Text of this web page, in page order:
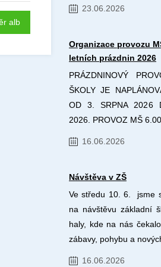
alb
23.06.2026
Organizace provozu
letních prázdnin 2026
PRÁZDNINOVÝ
ŠKOLY JE
OD 3. SRPNA 2026
2026. PROVOZ MŠ
16.06.2026
Návštěva v ZŠ
Ve středu 10. 6. jsme
na návštěvu základní
haly, kde na nás
zábavy, pohybu a
16.06.2026